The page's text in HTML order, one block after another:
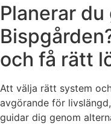
Planerar
och få rätt
Att välja rätt system
avgörande för
guidar dig genom